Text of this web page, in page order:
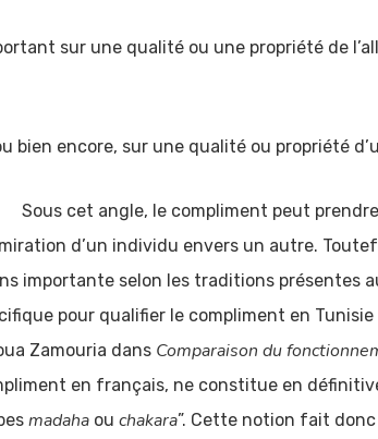
sur une qualité ou une propriété de
bien encore, sur une qualité ou propriété
cet angle, le compliment peut prendre
d’un individu envers un autre.
importante selon les traditions présentes
pour qualifier le compliment en
Zamouria dans Comparaison du
en français, ne constitue en
madaha ou chakara”. Cette notion fait